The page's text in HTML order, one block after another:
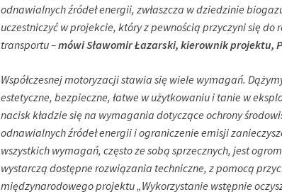
odnawialnych źródeł energii, zwłaszcza w dziedzinie
uczestniczyć w projekcie, który z pewnością przyczyni się
transportu –mówi Sławomir Łazarski, kierownik projektu,
Współczesnej motoryzacji stawia się wiele wymagań.
estetyczne, bezpieczne, łatwe w użytkowaniu i tanie w
nacisk kładzie się na wymagania dotyczące ochrony
odnawialnych źródeł energii i ograniczenie emisji
wszystkich wymagań, często ze sobą sprzecznych, jest
wystarczą dostępne rozwiązania techniczne, z pomocą
międzynarodowego projektu „Wykorzystanie wstępnie